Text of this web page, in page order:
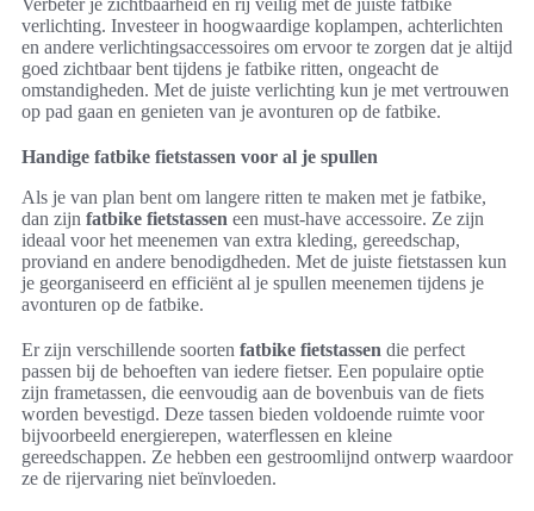
verlichting. Investeer in hoogwaardige koplampen, achterlichten
en andere verlichtingsaccessoires om ervoor te zorgen dat je altijd
goed zichtbaar bent tijdens je fatbike ritten, ongeacht de
omstandigheden. Met de juiste verlichting kun je met vertrouwen
op pad gaan en genieten van je avonturen op de fatbike.
Handige fatbike fietstassen voor al je spullen
Als je van plan bent om langere ritten te maken met je fatbike,
dan zijn fatbike fietstassen een must-have accessoire. Ze zijn
ideaal voor het meenemen van extra kleding, gereedschap,
proviand en andere benodigdheden. Met de juiste fietstassen kun
je georganiseerd en efficiënt al je spullen meenemen tijdens je
avonturen op de fatbike.
Er zijn verschillende soorten fatbike fietstassen die perfect
passen bij de behoeften van iedere fietser. Een populaire optie
zijn frametassen, die eenvoudig aan de bovenbuis van de fiets
worden bevestigd. Deze tassen bieden voldoende ruimte voor
bijvoorbeeld energierepen, waterflessen en kleine
gereedschappen. Ze hebben een gestroomlijnd ontwerp waardoor
ze de rijervaring niet beïnvloeden.